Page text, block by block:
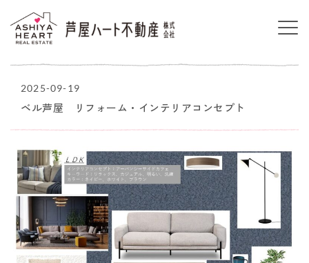
2025-09-19
ベル芦屋 リフォーム・インテリアコンセプト